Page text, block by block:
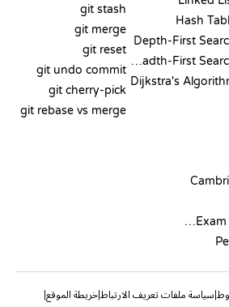
Hash
Depth-First
Breadth-First Search
Dijkstra's
git stash
git merge
git reset
git undo commit
git cherry-pick
git rebase vs merge
OCR (Exam Reference Language)
| سياسة ملفات تعريف الارتباط|خريطة الموقع